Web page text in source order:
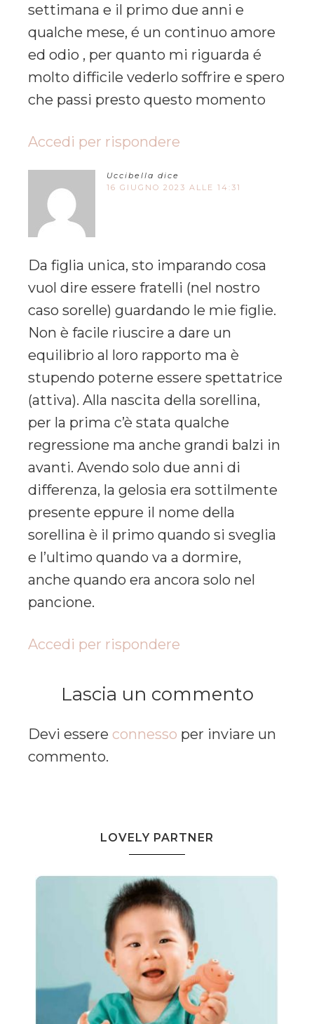
settimana e il primo due anni e
qualche mese, é un continuo amore
ed odio , per quanto mi riguarda é
molto difficile vederlo soffrire e spero
che passi presto questo momento
Accedi per rispondere
Uccibella dice
16 GIUGNO 2023 ALLE 14:31
Da figlia unica, sto imparando cosa
vuol dire essere fratelli (nel nostro
caso sorelle) guardando le mie figlie.
Non è facile riuscire a dare un
equilibrio al loro rapporto ma è
stupendo poterne essere spettatrice
(attiva). Alla nascita della sorellina,
per la prima c’è stata qualche
regressione ma anche grandi balzi in
avanti. Avendo solo due anni di
differenza, la gelosia era sottilmente
presente eppure il nome della
sorellina è il primo quando si sveglia
e l’ultimo quando va a dormire,
anche quando era ancora solo nel
pancione.
Accedi per rispondere
Lascia un commento
Devi essere connesso per inviare un
commento.
LOVELY PARTNER